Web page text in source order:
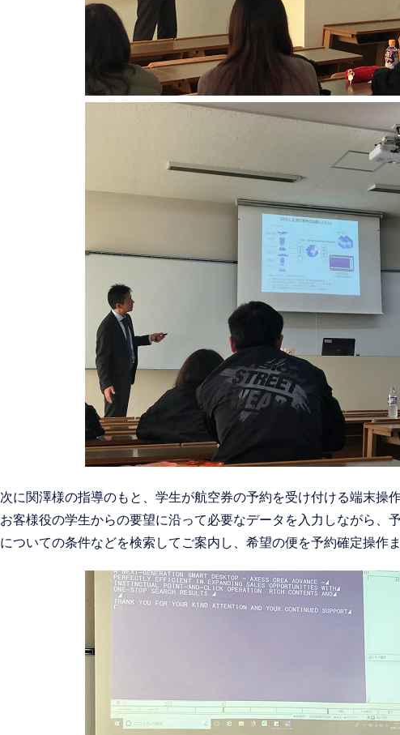
次に関澤様の指導のもと、学生が航空券の予約を受け付ける端末操
お客様役の学生からの要望に沿って必要なデータを入力しながら、
についての条件などを検索してご案内し、希望の便を予約確定操作